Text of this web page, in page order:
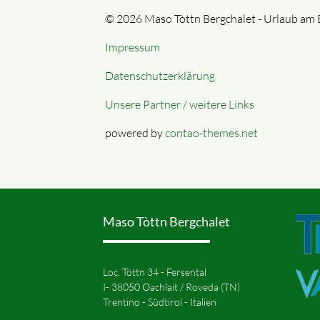
© 2026 Maso Tòttn Bergchalet - Urlaub am
Impressum
Datenschutzerklärung
Unsere Partner / weitere Links
powered bycontao-themes.net
Maso Tòttn Bergchalet
Loc. Tòttn 34 - Fersental
I- 38050 Oachlait / Roveda (TN)
Trentino - Südtirol - Italien